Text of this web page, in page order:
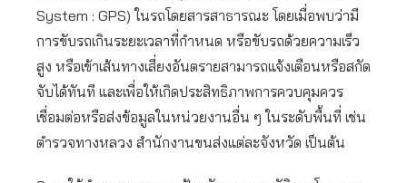
System : GPS) ในรถโดยสารสาธารณะ โดยเมื่อพบว่ามี
การขับรถเกินระยะเวลาที่กำหนด หรือขับรถด้วยความเร็ว
สูง หรือเข้าเส้นทางเสี่ยงอันตรายสามารถแจ้งเตือนหรือสกัด
จับได้ทันที และเพื่อให้เกิดประสิทธิภาพการควบคุมควร
เชื่อมต่อหรือส่งข้อมูลในหน่วยงานอื่น ๆ ในระดับพื้นที่ เช่น
ตำรวจทางหลวง สำนักงานขนส่งแต่ละจังหวัด เป็นต้น